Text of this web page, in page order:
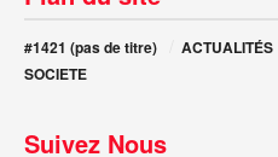
#1421 (pas de titre) ACTUALITÉS
SOCIETE
Suivez Nous